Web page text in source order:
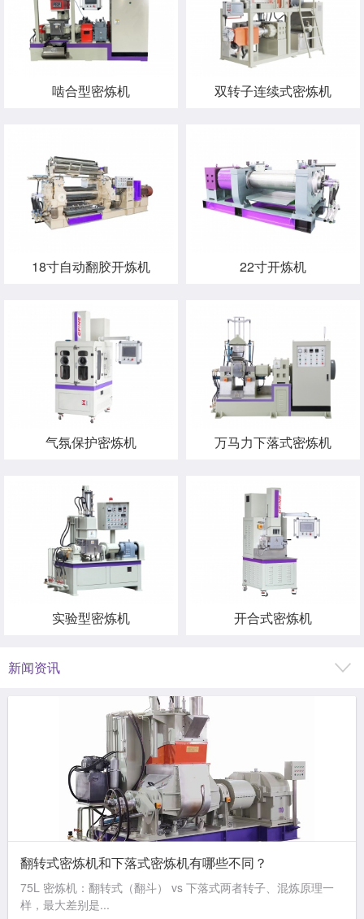
啮合型密炼机 双转子连续式密炼机
18寸自动翻胶开炼机 22寸开炼机
气氛保护密炼机 万马力下落式密炼机
实验型密炼机 开合式密炼机
新闻资讯
翻转式密炼机和下落式密炼机有哪些不同？
75L 密炼机：翻转式（翻斗） vs 下落式两者转子、混炼原理一
样，最大差别是...